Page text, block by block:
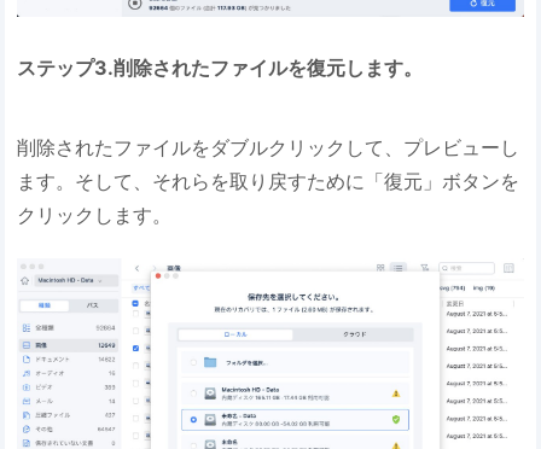
ステップ3.削除されたファイルを復元します。
削除されたファイルをダブルクリックして、プレビューし
ます。そして、それらを取り戻すために「復元」ボタンを
クリックします。